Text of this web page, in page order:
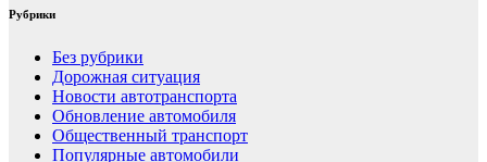
Рубрики
Без рубрики
Дорожная ситуация
Новости автотранспорта
Обновление автомобиля
Общественный транспорт
Популярные автомобили